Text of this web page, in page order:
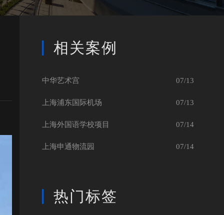
相关案例
中华艺术宫 07/13
上海浦东国际机场 07/13
上海外国语学校项目 07/14
上海申通物流园 07/14
热门标签